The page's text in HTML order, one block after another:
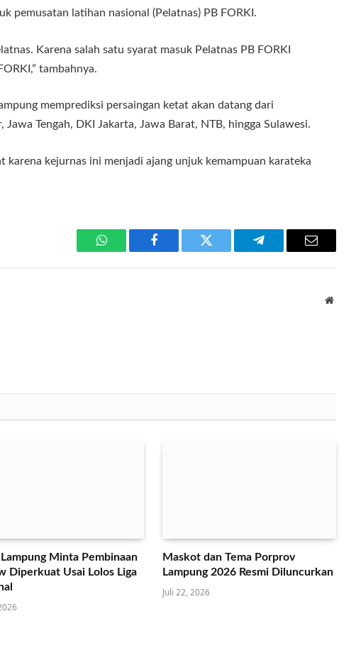
pemusatan latihan nasional (Pelatnas) PB FORKI.
Karena salah satu syarat masuk Pelatnas PB FORKI
tambahnya.
memprediksi persaingan ketat akan datang dari
Tengah, DKI Jakarta, Jawa Barat, NTB, hingga Sulawesi.
karena kejurnas ini menjadi ajang unjuk kemampuan karateka
WhatsAppFacebook Twitter Telegram Email
Minta Pembinaan
Diperkuat Usai Lolos Liga
Maskot dan Tema Porprov
Lampung 2026 Resmi Diluncurkan
Juli 22, 2026